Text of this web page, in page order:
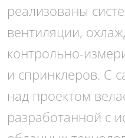
реализованы
вентиляции,
контрольно-
и спринклеров. С
над проектом
разработанной с